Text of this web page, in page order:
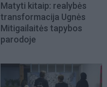
Matyti kitaip: realybės
transformacija Ugnės
Mitigailaitės tapybos
parodoje